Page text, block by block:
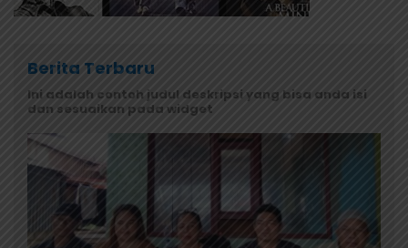
Berita Terbaru
Ini adalah contoh judul deskripsi yang bisa anda isi
dan sesuaikan pada widget